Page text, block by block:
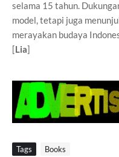
selama 15 tahun.
model, tetapi juga
merayakan budaya
[Lia]
Tags Books